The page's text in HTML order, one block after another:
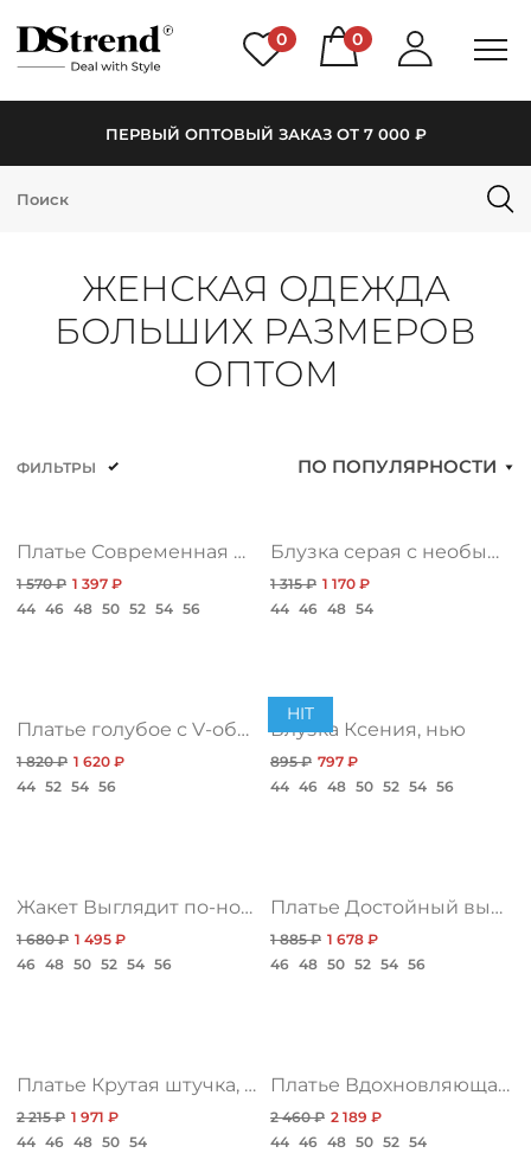
0 0
ПЕРВЫЙ ОПТОВЫЙ ЗАКАЗ ОТ 7 000 ₽
КАТАЛОГ
НОВИНКИ
СКИДКИ
ОПЛАТА
ЖЕНСКАЯ ОДЕЖДА
БОЛЬШИХ РАЗМЕРОВ
ОПТОМ
ФИЛЬТРЫ ПО ПОПУЛЯРНОСТИ
Платье Современная женственность, блэк
1 570 ₽ 1 397 ₽
44 46 48 50 52 54 56
Блузка серая с необычным воротником
1 315 ₽ 1 170 ₽
44 46 48 54
Платье голубое с V-образным вырезом
1 820 ₽ 1 620 ₽
44 52 54 56
HIT
Блузка Ксения, нью
895 ₽ 797 ₽
44 46 48 50 52 54 56
Жакет Выглядит по-новому, нью
1 680 ₽ 1 495 ₽
46 48 50 52 54 56
Платье Достойный выбор, хит
1 885 ₽ 1 678 ₽
46 48 50 52 54 56
Платье Крутая штучка, браво
2 215 ₽ 1 971 ₽
44 46 48 50 54
Платье Вдохновляющая история, принт
2 460 ₽ 2 189 ₽
44 46 48 50 52 54